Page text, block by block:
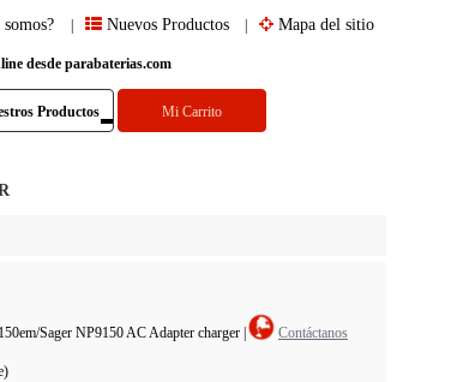
Mapa del sitio
Nuevos Productos
somos?
desde parabaterias.com
Productos Mi Carrito
Sager NP9150 AC Adapter charger | Contáctanos